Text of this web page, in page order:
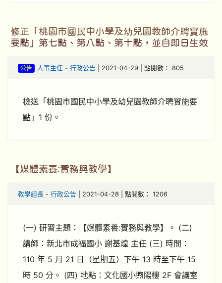
修正「桃園市國民中小學及幼兒園教師介聘實施
要點」第七點、第八點、第十點，並自即日生效
公告 人事主任- 行政公告 | 2021-04-29 | 點閱數： 805
檢送「桃園市國民中小學及幼兒園教師介聘實施要
點」1 份。
【媒體素養:實務與教學】
教學組長 - 行政公告 | 2021-04-28 | 點閱數： 1206
(一) 研習主題：【媒體素養:實務與教學】。 (二)
講師：新北市成福國小 謝基煌 主任 (三) 時間：
110 年 5 月 21 日（星期五）下午 13 時至下午 15
時 50 分。 (四) 地點：文化國小煦陽樓 2F 會議室